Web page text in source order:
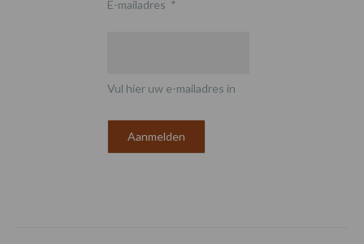
E-mailadres *
Vul hier uw e-mailadres in